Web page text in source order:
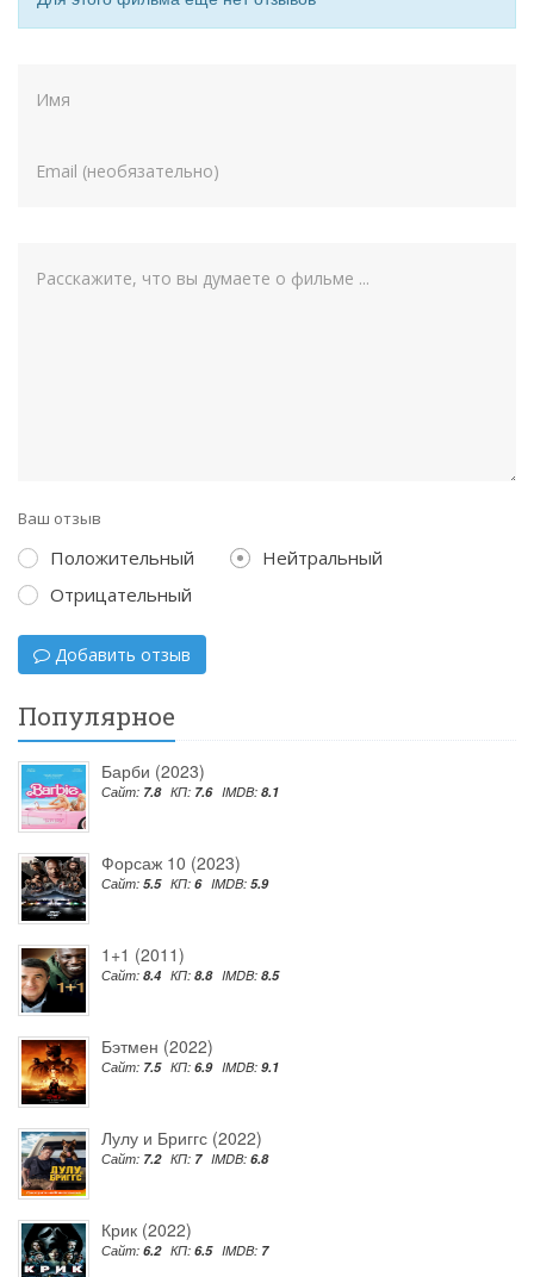
Ваш отзыв
Положительный
Нейтральный
Отрицательный
Добавить отзыв
Популярное
Барби (2023)
Сайт: 7.8 КП: 7.6 IMDB: 8.1
Форсаж 10 (2023)
Сайт: 5.5 КП: 6 IMDB: 5.9
1+1 (2011)
Сайт: 8.4 КП: 8.8 IMDB: 8.5
Бэтмен (2022)
Сайт: 7.5 КП: 6.9 IMDB: 9.1
Лулу и Бриггс (2022)
Сайт: 7.2 КП: 7 IMDB: 6.8
Крик (2022)
Сайт: 6.2 КП: 6.5 IMDB: 7